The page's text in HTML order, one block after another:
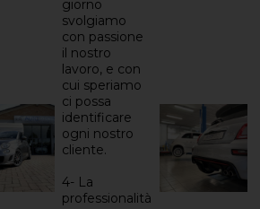
giorno
svolgiamo
con passione
il nostro
lavoro, e con
cui speriamo
ci possa
identificare
ogni nostro
cliente.
4- La
professionalità